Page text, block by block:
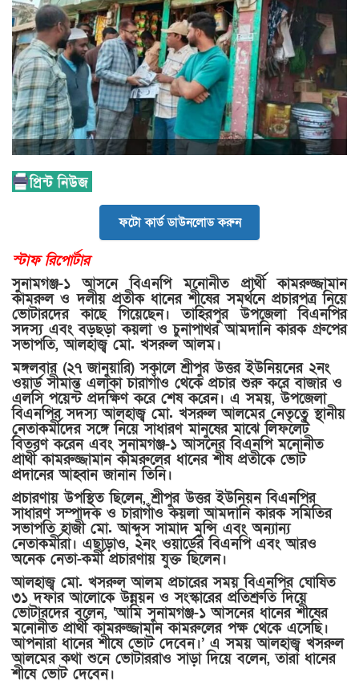
ফটো কার্ড ডাউনলোড করুন
স্টাফ রিপোর্টার
সুনামগঞ্জ-১ আসনে বিএনপি মনোনীত প্রার্থী কামরুজ্জামান
কামরুল ও দলীয় প্রতীক ধানের শীষের সমর্থনে প্রচারপত্র নিয়ে
ভোটারদের কাছে গিয়েছেন। তাহিরপুর উপজেলা বিএনপির
সদস্য এবং বড়ছড়া কয়লা ও চুনাপাথর আমদানি কারক গ্রুপের
সভাপতি, আলহাজ্ব মো. খসরুল আলম।
মঙ্গলবার (২৭ জানুয়ারি) সকালে শ্রীপুর উত্তর ইউনিয়নের ২নং
ওয়ার্ড সীমান্ত এলাকা চারাগাঁও থেকে প্রচার শুরু করে বাজার ও
এলসি পয়েন্ট প্রদক্ষিণ করে শেষ করেন। এ সময়, উপজেলা
বিএনপির সদস্য আলহাজ্ব মো. খসরুল আলমের নেতৃত্বে স্থানীয়
নেতাকর্মীদের সঙ্গে নিয়ে সাধারণ মানুষের মাঝে লিফলেট
বিতরণ করেন এবং সুনামগঞ্জ-১ আসনের বিএনপি মনোনীত
প্রার্থী কামরুজ্জামান কামরুলের ধানের শীষ প্রতীকে ভোট
প্রদানের আহ্বান জানান তিনি।
প্রচারণায় উপস্থিত ছিলেন, শ্রীপুর উত্তর ইউনিয়ন বিএনপির
সাধারণ সম্পাদক ও চারাগাঁও কয়লা আমদানি কারক সমিতির
সভাপতি হাজী মো. আব্দুস সামাদ মুন্সি এবং অন্যান্য
নেতাকর্মীরা। এছাড়াও, ২নং ওয়ার্ডের বিএনপি এবং আরও
অনেক নেতা-কর্মী প্রচারণায় যুক্ত ছিলেন।
আলহাজ্ব মো. খসরুল আলম প্রচারের সময় বিএনপির ঘোষিত
৩১ দফার আলোকে উন্নয়ন ও সংস্কারের প্রতিশ্রুতি দিয়ে
ভোটারদের বলেন, ‘আমি সুনামগঞ্জ-১ আসনের ধানের শীষের
মনোনীত প্রার্থী কামরুজ্জামান কামরুলের পক্ষ থেকে এসেছি।
আপনারা ধানের শীষে ভোট দেবেন।’ এ সময় আলহাজ্ব খসরুল
আলমের কথা শুনে ভোটাররাও সাড়া দিয়ে বলেন, তারা ধানের
শীষে ভোট দেবেন।